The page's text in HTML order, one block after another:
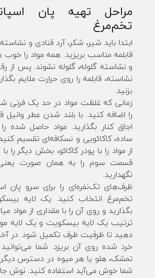
مراحل تهیه پان
تخم‌مرغ
ابتدا باید شیر، شکر، آرد قنادی و
قابلمه مناسب بریزید. همه مواد را خوب
و نشاسته گلوله، گلوله نشوند. پس از
نشاسته، قابلمه را روی حرارت ملایم
بزنید.
زمانی که غلظت مواد در حد یک فرنی
را اضافه کنید. با بلند شدن عطر وانیل
ساده، کاکائویی و نسکافه‌ای تقسیم
از مواد را با پودر کاکائو، بخش دیگر را
قسمت سوم را به همان صورت
نگهدارید.
ظرف‌های تک‌نفره‌ای را برای سرو پان
تخم‌مرغ انتخاب کنید. یک لایه
بگذارید و روی آن را با مقداری از مواد
ترتیب یک لایه بیسکویت و یک لایه
دهید تا ظرفیت ظرف تکمیل شود. در
خرد شده روی آن بریزد. شما می‌توانید
تمشک، هلو یا هر میوه در دسترس
شما خوش می‌آید استفاده کنید. نوش